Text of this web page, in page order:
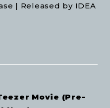
| Released by IDEA
Movie (Pre-